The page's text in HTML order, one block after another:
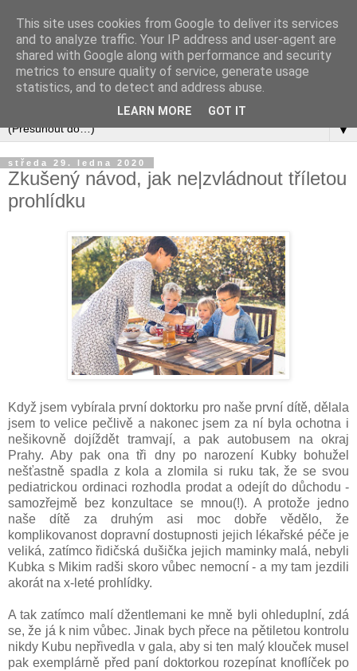
▼
středa 29. ledna 2020
Zkušený návod, jak ne|zvládnout tříletou
prohlídku
Když jsem vybírala první doktorku pro naše první dítě, dělala
jsem to velice pečlivě a nakonec jsem za ní byla ochotna i
nešikovně dojíždět tramvají, a pak autobusem na okraj
Prahy. Aby pak ona tři dny po narození Kubky bohužel
nešťastně spadla z kola a zlomila si ruku tak, že se svou
pediatrickou ordinaci rozhodla prodat a odejít do důchodu -
samozřejmě bez konzultace se mnou(!). A protože jedno
naše dítě za druhým asi moc dobře vědělo, že
komplikovanost dopravní dostupnosti jejich lékařské péče je
veliká, zatímco řidičská dušička jejich maminky malá, nebyli
Kubka s Mikim radši skoro vůbec nemocní - a my tam jezdili
akorát na x-leté prohlídky.
A tak zatímco malí džentlemani ke mně byli ohleduplní, zdá
se, že já k nim vůbec. Jinak bych přece na pětiletou kontrolu
nikdy Kubu nepřivedla v gala, aby si ten malý klouček musel
pak exemplárně před paní doktorkou rozepínat knoflíček po
This site uses cookies from Google to deliver its services
and to analyze traffic. Your IP address and user-agent are
shared with Google along with performance and security
metrics to ensure quality of service, generate usage
statistics, and to detect and address abuse.
LEARN MORE GOT IT